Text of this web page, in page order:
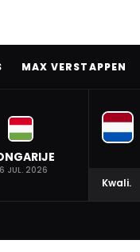
MAX VERSTAPPEN
JUL. 2026
Kwali.